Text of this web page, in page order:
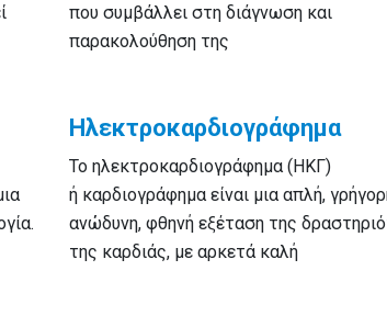
που συμβάλλει στη διάγνωση και
παρακολούθηση της
Ηλεκτροκαρδιογράφημα
Το ηλεκτροκαρδιογράφημα (ΗΚΓ)
ή καρδιογράφημα είναι μια απλή,
ανώδυνη, φθηνή εξέταση της
της καρδιάς, με αρκετά καλή